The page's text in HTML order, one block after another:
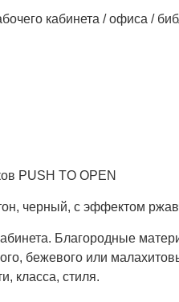
кабинета / офиса /
PUSH TO OPEN
черный, с эффектом
Благородные
бежевого или
класса, стиля.